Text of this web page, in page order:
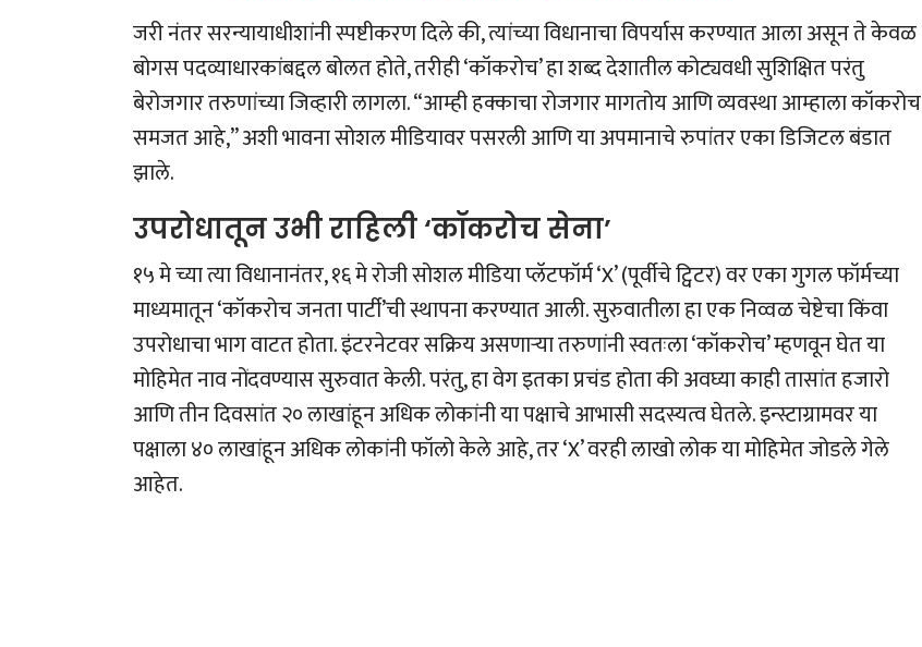
जरी नंतर सरन्यायाधीशांनी स्पष्टीकरण दिले की, त्यांच्या विधानाचा विपर्यास करण्यात आला असून ते केवळ
बोगस पदव्याधारकांबद्दल बोलत होते, तरीही ‘कॉकरोच’ हा शब्द देशातील कोट्यवधी सुशिक्षित परंतु
बेरोजगार तरुणांच्या जिव्हारी लागला. “आम्ही हक्काचा रोजगार मागतोय आणि व्यवस्था आम्हाला कॉकरोच
समजत आहे,” अशी भावना सोशल मीडियावर पसरली आणि या अपमानाचे रुपांतर एका डिजिटल बंडात
झाले.
उपरोधातून उभी राहिली ‘कॉकरोच सेना’
१५ मे च्या त्या विधानानंतर, १६ मे रोजी सोशल मीडिया प्लॅटफॉर्म ‘X’ (पूर्वीचे ट्विटर) वर एका गुगल फॉर्मच्या
माध्यमातून ‘कॉकरोच जनता पार्टी’ची स्थापना करण्यात आली. सुरुवातीला हा एक निव्वळ चेष्टेचा किंवा
उपरोधाचा भाग वाटत होता. इंटरनेटवर सक्रिय असणाऱ्या तरुणांनी स्वतःला ‘कॉकरोच’ म्हणवून घेत या
मोहिमेत नाव नोंदवण्यास सुरुवात केली. परंतु, हा वेग इतका प्रचंड होता की अवघ्या काही तासांत हजारो
आणि तीन दिवसांत २० लाखांहून अधिक लोकांनी या पक्षाचे आभासी सदस्यत्व घेतले. इन्स्टाग्रामवर या
पक्षाला ४० लाखांहून अधिक लोकांनी फॉलो केले आहे, तर ‘X’ वरही लाखो लोक या मोहिमेत जोडले गेले
आहेत.